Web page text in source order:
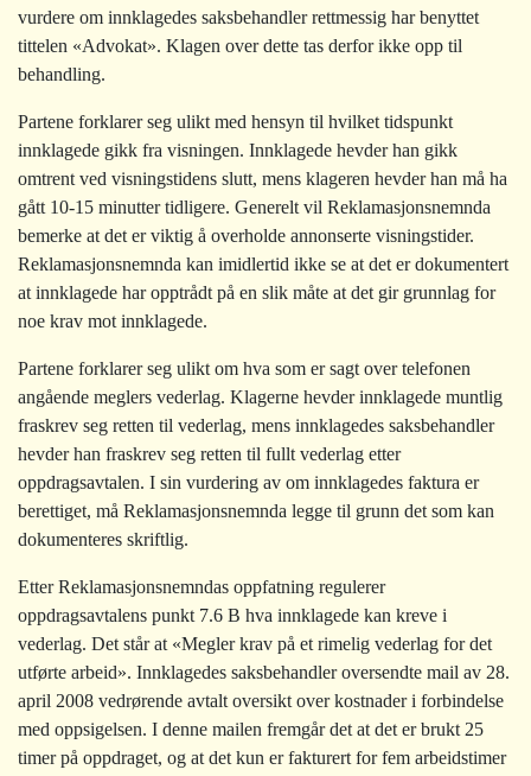
vurdere om innklagedes saksbehandler rettmessig har benyttet
tittelen «Advokat». Klagen over dette tas derfor ikke opp til
behandling.
Partene forklarer seg ulikt med hensyn til hvilket tidspunkt
innklagede gikk fra visningen. Innklagede hevder han gikk
omtrent ved visningstidens slutt, mens klageren hevder han må ha
gått 10-15 minutter tidligere. Generelt vil Reklamasjonsnemnda
bemerke at det er viktig å overholde annonserte visningstider.
Reklamasjonsnemnda kan imidlertid ikke se at det er dokumentert
at innklagede har opptrådt på en slik måte at det gir grunnlag for
noe krav mot innklagede.
Partene forklarer seg ulikt om hva som er sagt over telefonen
angående meglers vederlag. Klagerne hevder innklagede muntlig
fraskrev seg retten til vederlag, mens innklagedes saksbehandler
hevder han fraskrev seg retten til fullt vederlag etter
oppdragsavtalen. I sin vurdering av om innklagedes faktura er
berettiget, må Reklamasjonsnemnda legge til grunn det som kan
dokumenteres skriftlig.
Etter Reklamasjonsnemndas oppfatning regulerer
oppdragsavtalens punkt 7.6 B hva innklagede kan kreve i
vederlag. Det står at «Megler krav på et rimelig vederlag for det
utførte arbeid». Innklagedes saksbehandler oversendte mail av 28.
april 2008 vedrørende avtalt oversikt over kostnader i forbindelse
med oppsigelsen. I denne mailen fremgår det at det er brukt 25
timer på oppdraget, og at det kun er fakturert for fem arbeidstimer